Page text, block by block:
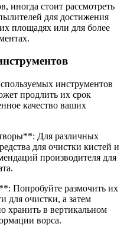
иногда стоит рассмотреть
для достижения
площадях или для более
инструментов
продлить их срок
качество ваших
Для различных
для очистки кистей и
производителя для
Попробуйте размочить их
для очистки, а затем
хранить в вертикальном
ворса.